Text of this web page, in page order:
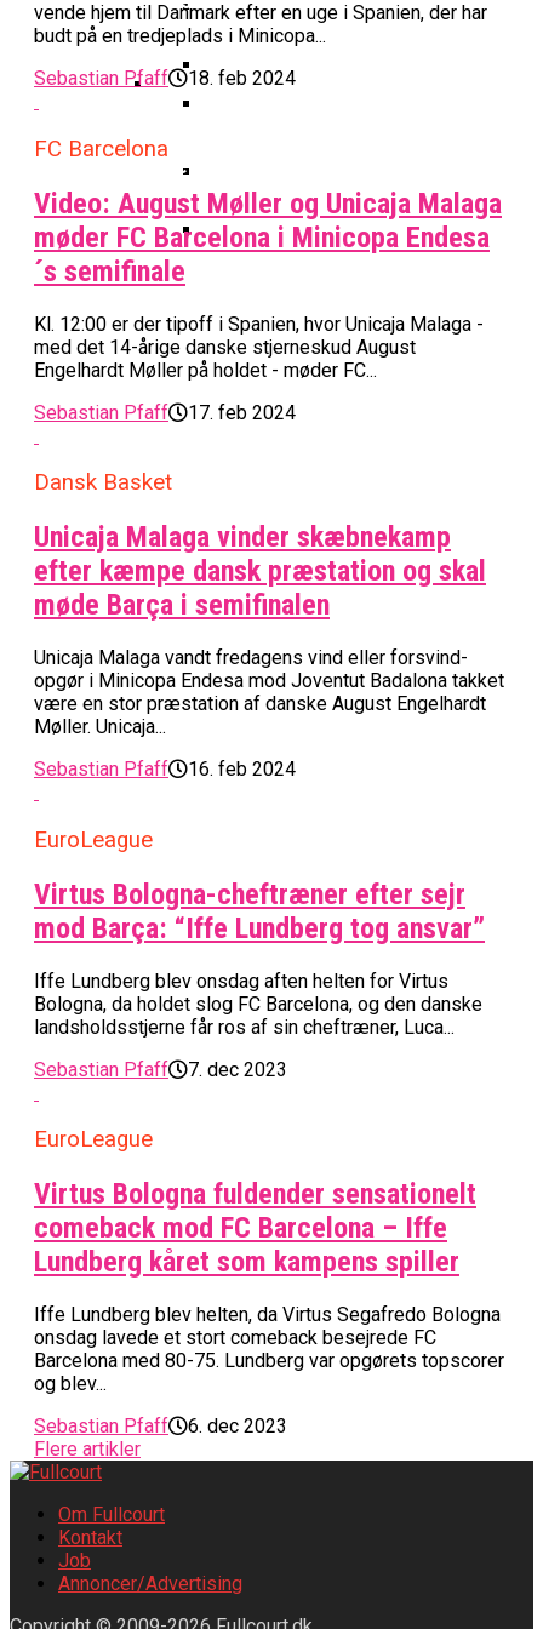
Bakken Bears Åbner FIBA Europe
Imponerede Stort I Debut I Youth
Champions League
Misser Champions League-
Gruppespil
Basketball Champions League
Portland Trail Blazers I NBA-
Kamp
Vanvittigt Overtidsdrama Mod
USA
Grupperne Og Sæt Krydser I Din
Medie: Lebron James Vil Stå I
Spidsen For USA Ved OL 2024
Basketligaen
Fremgang For 12. År I Træk
vende hjem til Danmark efter en uge i Spanien, der har
budt på en tredjeplads i Minicopa...
Sebastian Pfaff
18. feb 2024
FC Barcelona
Video: August Møller og Unicaja Malaga
møder FC Barcelona i Minicopa Endesa
´s semifinale
Kl. 12:00 er der tipoff i Spanien, hvor Unicaja Malaga -
med det 14-årige danske stjerneskud August
Engelhardt Møller på holdet - møder FC...
Sebastian Pfaff
17. feb 2024
Dansk Basket
Unicaja Malaga vinder skæbnekamp
efter kæmpe dansk præstation og skal
møde Barça i semifinalen
Unicaja Malaga vandt fredagens vind eller forsvind-
opgør i Minicopa Endesa mod Joventut Badalona takket
være en stor præstation af danske August Engelhardt
Møller. Unicaja...
Sebastian Pfaff
16. feb 2024
EuroLeague
Virtus Bologna-cheftræner efter sejr
mod Barça: “Iffe Lundberg tog ansvar”
Iffe Lundberg blev onsdag aften helten for Virtus
Bologna, da holdet slog FC Barcelona, og den danske
landsholdsstjerne får ros af sin cheftræner, Luca...
Sebastian Pfaff
7. dec 2023
EuroLeague
Virtus Bologna fuldender sensationelt
comeback mod FC Barcelona – Iffe
Lundberg kåret som kampens spiller
Iffe Lundberg blev helten, da Virtus Segafredo Bologna
onsdag lavede et stort comeback besejrede FC
Barcelona med 80-75. Lundberg var opgørets topscorer
og blev...
Sebastian Pfaff
6. dec 2023
Flere artikler
Om Fullcourt
Kontakt
Job
Annoncer/Advertising